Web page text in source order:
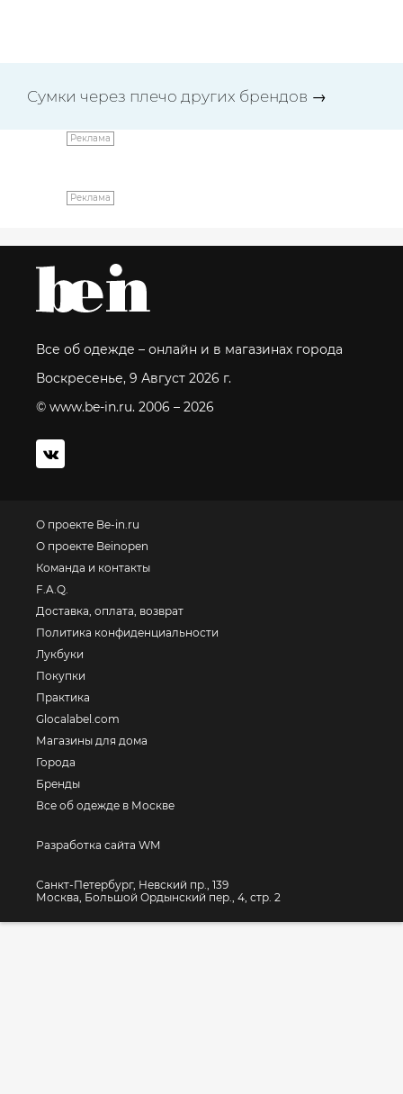
Сумки через плечо других брендов →
Реклама
Реклама
Все об одежде – онлайн и в магазинах города
Воскресенье, 9 Август 2026 г.
© www.be-in.ru. 2006 – 2026
О проекте Be-in.ru
О проекте Beinopen
Команда и контакты
F.A.Q.
Доставка, оплата, возврат
Политика конфиденциальности
Лукбуки
Покупки
Практика
Glocalabel.com
Магазины для дома
Города
Бренды
Все об одежде в Москве
Разработка сайта WM
Санкт-Петербург, Невский пр., 139
Москва, Большой Ордынский пер., 4, стр. 2